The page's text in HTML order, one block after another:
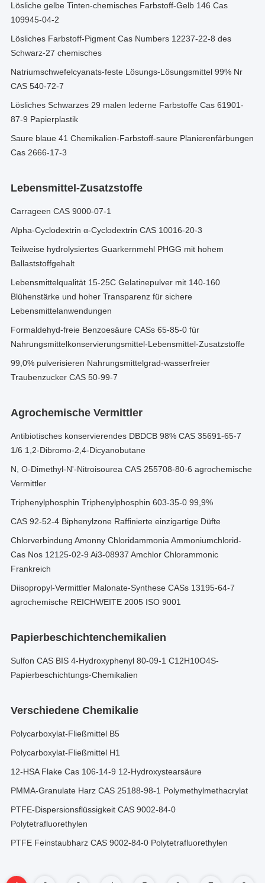
Lösliche gelbe Tinten-chemisches Farbstoff-Gelb 146 Cas
109945-04-2
Lösliches Farbstoff-Pigment Cas Numbers 12237-22-8 des
Schwarz-27 chemisches
Natriumschwefelcyanats-feste Lösungs-Lösungsmittel 99% Nr
CAS 540-72-7
Lösliches Schwarzes 29 malen lederne Farbstoffe Cas 61901-
87-9 Papierplastik
Saure blaue 41 Chemikalien-Farbstoff-saure Planierenfärbungen
Cas 2666-17-3
Lebensmittel-Zusatzstoffe
Carrageen CAS 9000-07-1
Alpha-Cyclodextrin α-Cyclodextrin CAS 10016-20-3
Teilweise hydrolysiertes Guarkernmehl PHGG mit hohem
Ballaststoffgehalt
Lebensmittelqualität 15-25C Gelatinepulver mit 140-160
Blühenstärke und hoher Transparenz für sichere
Lebensmittelanwendungen
Formaldehyd-freie Benzoesäure CASs 65-85-0 für
Nahrungsmittelkonservierungsmittel-Lebensmittel-Zusatzstoffe
99,0% pulverisieren Nahrungsmittelgrad-wasserfreier
Traubenzucker CAS 50-99-7
Agrochemische Vermittler
Antibiotisches konservierendes DBDCB 98% CAS 35691-65-7
1/6 1,2-Dibromo-2,4-Dicyanobutane
N, O-Dimethyl-N'-Nitroisourea CAS 255708-80-6 agrochemische
Vermittler
Triphenylphosphin Triphenylphosphin 603-35-0 99,9%
CAS 92-52-4 Biphenylzone Raffinierte einzigartige Düfte
Chlorverbindung Amonny Chloridammonia Ammoniumchlorid-
Cas Nos 12125-02-9 Ai3-08937 Amchlor Chlorammonic
Frankreich
Diisopropyl-Vermittler Malonate-Synthese CASs 13195-64-7
agrochemische REICHWEITE 2005 ISO 9001
Papierbeschichtenchemikalien
Sulfon CAS BIS 4-Hydroxyphenyl 80-09-1 C12H10O4S-
Papierbeschichtungs-Chemikalien
Verschiedene Chemikalie
Polycarboxylat-Fließmittel B5
Polycarboxylat-Fließmittel H1
12-HSA Flake Cas 106-14-9 12-Hydroxystearsäure
PMMA-Granulate Harz CAS 25188-98-1 Polymethylmethacrylat
PTFE-Dispersionsflüssigkeit CAS 9002-84-0
Polytetrafluorethylen
PTFE Feinstaubharz CAS 9002-84-0 Polytetrafluorethylen